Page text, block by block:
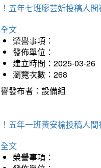
五年七班廖芸妡投稿人
文
榮譽事項：
發佈單位：
建立時間：2025-03-26
瀏覽次數：268
發布者：設備組
五年一班黃安榆投稿人
文
榮譽事項：